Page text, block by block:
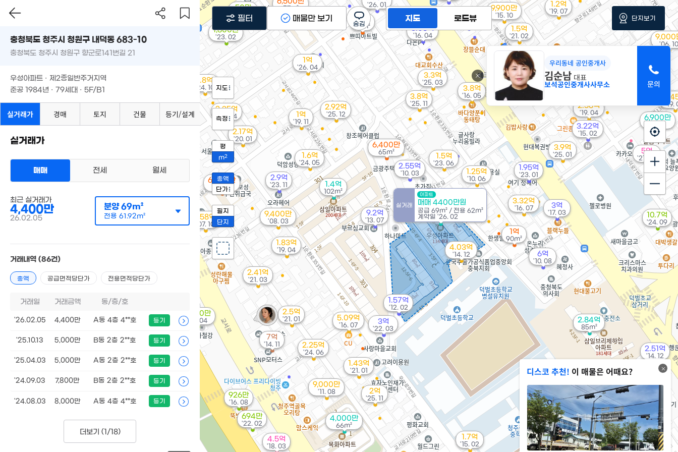
1억
90m²
2.84억
85m²
1.4억
102m²
4,000만
66m²
1.3억
93m²
6,400만
65m²
1억
'26. 04
1.73억
'26. 03
실거래
아파트
매매 4400만원
공급 69m² / 전용 62m²
계약일 '26. 02
'26. 01
2.92억
'25. 12
2억
'25. 11
3.8억
'25. 11
57m²
2,400만
'25. 05
3.3억
'25. 03
3.9억
'25. 01
1.8억
'24. 10
10.7억
'24. 09
6,900만
2.25억
'24. 06
1.6억
'24. 05
6,000만
72m²
2.9억
'23. 11
1.5억
'23. 06
1,600만
'23. 02
50만
'23. 02
1.95억
'23. 01
11.37억
2.8억
'22. 07
2.35억
'22. 04
3억
'22. 03
694만
'22. 02
'21. 09
5억
'21. 05
2.41억
'21. 03
1.5억
'21. 02
1.43억
'21. 01
2.5억
'21. 01
2.17억
'20. 01
1억
'19. 11
1.2억
'19. 07
'19.
2.36억
'19. 04
1.83억
'19. 04
1.3억
'18. 03
4.5억
'18. 03
3억
'17. 03
926만
'16. 08
5.09억
'16. 07
3.32억
'16. 07
3.8억
'16. 05
3.06억
'16. 04
9,900만
'15. 10
1.7억
'15. 02
3.22억
'15. 02
2.51억
'14. 12
4.03억
'14. 12
7억
'14. 11
9.2억
'13. 07
6,500만
'13. 03
3,720만
'12. 04
1.57억
'12. 02
9,000만
'11. 08
6억
'10. 08
1.25억
'10. 06
2.55억
'10. 03
9,400만
'08. 03
1.58억
'07. 10
9,000
'06. 10
디스코 추천! 이 매물은 어때요?
우리동네 공인중개사
김순남 대표
보석공인중개사사무소
지도 로드뷰
지도
측정
평
m2
총액
단가
필지
단지
필터 매물만 보기 단지보기
충청북도 청주시 청원구 내덕동 683-10
충청북도 청주시 청원구 향군로141번길 21
우성아파트 · 제2종일반주거지역
준공 1984년 · 79세대 · 5F/B1
실거래가 경매 토지 건물 등기/설계
실거래가
매매 전세 월세
최근 실거래가
4,400만
26.02.05
분양69m²
전용 61.92m²
거래내역 (86건)
총액 공급면적당단가 전용면적당단가
거래일 거래금액 동/층/호
'26.02.05 4,400만 A동 4층 4**호 등기
'25.10.13 5,000만 B동 2층 2**호 등기
'25.04.03 5,000만 A동 2층 2**호 등기
'24.09.03 7,800만 B동 2층 2**호 등기
'24.08.03 8,000만 A동 4층 4**호 등기
더보기 (1/18)